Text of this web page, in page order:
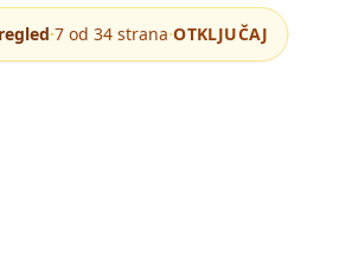
·7 od 34 strana·OTKLJUČAJ